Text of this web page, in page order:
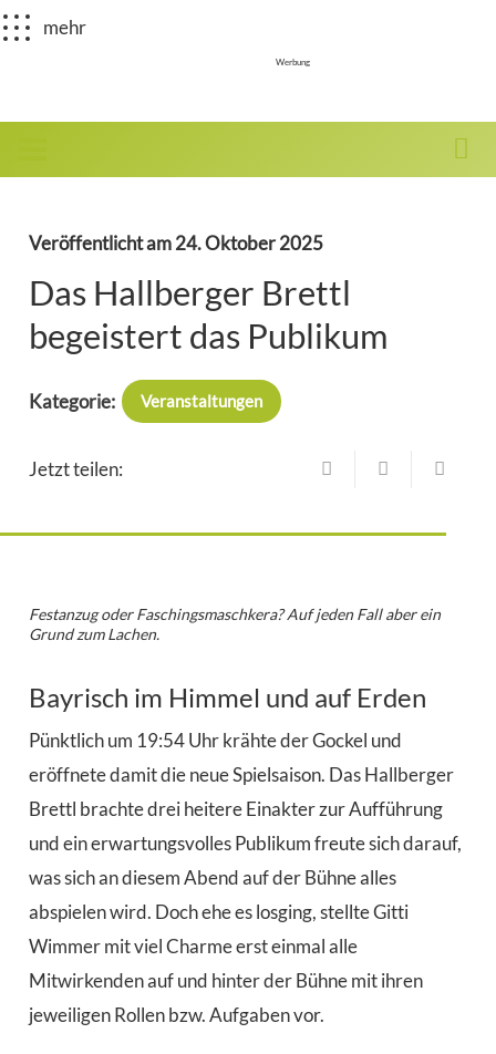
mehr
Werbung
Veröffentlicht am24. Oktober 2025
Das Hallberger Brettl
begeistert das Publikum
Kategorie: Veranstaltungen
Jetzt teilen:
Festanzug oder Faschingsmaschkera? Auf jeden Fall aber ein
Grund zum Lachen.
Bayrisch im Himmel und auf Erden
Pünktlich um 19:54 Uhr krähte der Gockel und
eröffnete damit die neue Spielsaison. Das Hallberger
Brettl brachte drei heitere Einakter zur Aufführung
und ein erwartungsvolles Publikum freute sich darauf,
was sich an diesem Abend auf der Bühne alles
abspielen wird. Doch ehe es losging, stellte Gitti
Wimmer mit viel Charme erst einmal alle
Mitwirkenden auf und hinter der Bühne mit ihren
jeweiligen Rollen bzw. Aufgaben vor.